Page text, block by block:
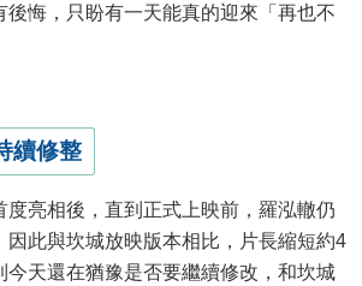
後悔，只盼有一天能真的迎來「再也不
續修整
度亮相後，直到正式上映前，羅泓轍仍
因此與坎城放映版本相比，片長縮短約4
今天還在猶豫是否要繼續修改，和坎城